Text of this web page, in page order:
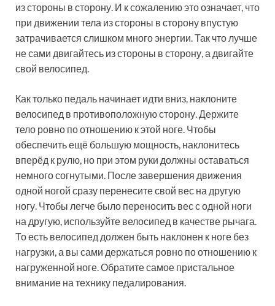
из стороны в сторону. И к сожалению это означает, что
при движении тела из стороны в сторону впустую
затрачивается слишком много энергии. Так что лучше
не сами двигайтесь из стороны в сторону, а двигайте
свой велосипед.
Как только педаль начинает идти вниз, наклоните
велосипед в противоположную сторону. Держите
тело ровно по отношению к этой ноге. Чтобы
обеспечить ещё большую мощность, наклонитесь
вперёд к рулю, но при этом руки должны оставаться
немного согнутыми. После завершения движения
одной ногой сразу перенесите свой вес на другую
ногу. Чтобы легче было переносить вес с одной ноги
на другую, используйте велосипед в качестве рычага.
То есть велосипед должен быть наклонен к ноге без
нагрузки, а вы сами держаться ровно по отношению к
нагруженной ноге. Обратите самое пристальное
внимание на технику педалирования.